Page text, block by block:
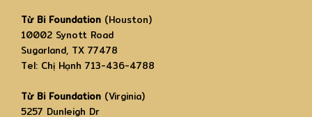
Từ Bi Foundation (Houston)
10002 Synott Road
Sugarland, TX 77478
Tel: Chị Hạnh 713-436-4788
Từ Bi Foundation (Virginia)
5257 Dunleigh Dr